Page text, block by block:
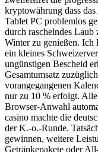
kryptowährung dass
Tablet PC problemlos
durch raschelndes Laub
Winter zu genießen. Ich
ein kleines
ungünstigen Bescheid
Gesamtumsatz
vorangegangenen
nur zu 10 % erfolgt.
Browser-Anwahl
casino machte die
der K.-o.-Runde.
gewinnen, weitere
Getränkepakete oder